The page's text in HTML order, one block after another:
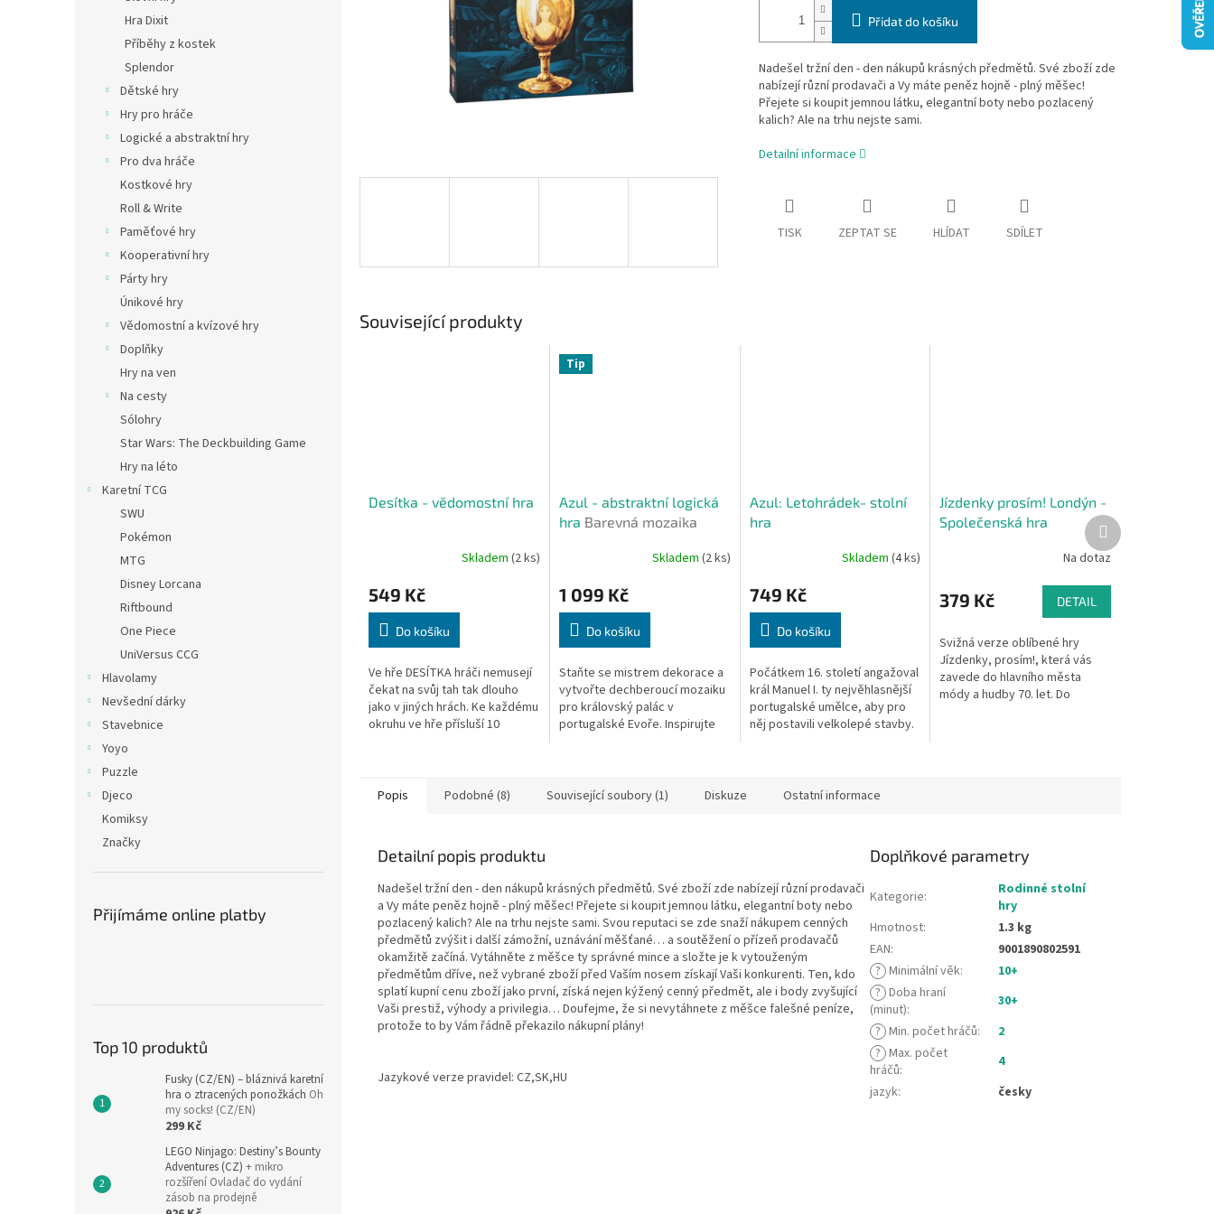
Hra Dixit
Příběhy z kostek
Splendor
Dětské hry
Hry pro hráče
Logické a abstraktní hry
Pro dva hráče
Kostkové hry
Roll & Write
Paměťové hry
Kooperativní hry
Párty hry
Únikové hry
Vědomostní a kvízové hry
Doplňky
Hry na ven
Na cesty
Sólohry
Star Wars: The Deckbuilding Game
Hry na léto
Karetní TCG
SWU
Pokémon
MTG
Disney Lorcana
Riftbound
One Piece
UniVersus CCG
Hlavolamy
Nevšední dárky
Stavebnice
Yoyo
Puzzle
Djeco
Komiksy
Značky
Přijímáme online platby
Top 10 produktů
Fusky (CZ/EN) – bláznivá karetní
hra o ztracených ponožkách Oh
my socks! (CZ/EN)
299 Kč
LEGO Ninjago: Destiny’s Bounty
Adventures (CZ) + mikro
rozšíření Ovladač do vydání
zásob na prodejně
Přidat do košíku
Nadešel tržní den - den nákupů krásných předmětů. Své zboží zde
nabízejí různí prodavači a Vy máte peněz hojně - plný měšec!
Přejete si koupit jemnou látku, elegantní boty nebo pozlacený
kalich? Ale na trhu nejste sami.
Detailní informace
TISK ZEPTAT SE HLÍDAT SDÍLET
Související produkty
Desítka - vědomostní hra
Skladem (2 ks)
549 Kč
Do košíku
Ve hře DESÍTKA hráči nemusejí
čekat na svůj tah tak dlouho
jako v jiných hrách. Ke každému
okruhu ve hře přísluší 10
Tip
Azul - abstraktní logická
hra Barevná mozaika
Skladem (2 ks)
1 099 Kč
Do košíku
Staňte se mistrem dekorace a
vytvořte dechberoucí mozaiku
pro královský palác v
portugalské Evoře. Inspirujte
Azul: Letohrádek- stolní
hra
Skladem(4 ks)
749 Kč
Do košíku
Počátkem 16. století angažoval
král Manuel I. ty nejvěhlasnější
portugalské umělce, aby pro
něj postavili velkolepé stavby.
Jízdenky prosím! Londýn -
Společenská hra
Na dotaz
379 Kč DETAIL
Svižná verze oblíbené hry
Jízdenky, prosím!, která vás
zavede do hlavního města
módy a hudby 70. let. Do
Další
produkt
Popis Podobné (8) Související soubory (1) Diskuze Ostatní informace
Detailní popis produktu
Nadešel tržní den - den nákupů krásných předmětů. Své zboží zde nabízejí různí prodavači
a Vy máte peněz hojně - plný měšec! Přejete si koupit jemnou látku, elegantní boty nebo
pozlacený kalich? Ale na trhu nejste sami. Svou reputaci se zde snaží nákupem cenných
předmětů zvýšit i další zámožní, uznávání měšťané… a soutěžení o přízeň prodavačů
okamžitě začíná. Vytáhněte z měšce ty správné mince a složte je k vytouženým
předmětům dříve, než vybrané zboží před Vaším nosem získají Vaši konkurenti. Ten, kdo
splatí kupní cenu zboží jako první, získá nejen kýžený cenný předmět, ale i body zvyšující
Vaši prestiž, výhody a privilegia… Doufejme, že si nevytáhnete z měšce falešné peníze,
protože to by Vám řádně překazilo nákupní plány!
Jazykové verze pravidel: CZ,SK,HU
Doplňkové parametry
Kategorie:
Rodinné stolní
hry
Hmotnost:
1.3 kg
EAN:
9001890802591
? Minimální věk:
10+
? Doba hraní
(minut):
30+
? Min. počet hráčů:
2
? Max. počet
hráčů:
4
jazyk: česky